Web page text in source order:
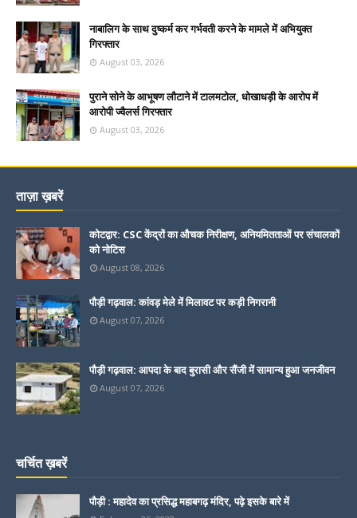
नाबालिग के साथ दुष्कर्म कर गर्भवती करने के मामले में अभियुक्त
गिरफ्तार
August 03, 2026
पुराने सोने के आभूषण लौटाने में टालमटोल, धोखाधड़ी के आरोप में
आरोपी ज्वैलर्स गिरफ्तार
August 03, 2026
ताज़ा ख़बरें
कोटद्वार: CSC केंद्रों का औचक निरीक्षण, अनियमितताओं पर संचालकों
को नोटिस
August 08, 2026
पौड़ी गढ़वाल: कांवड़ मेले में मिलावट पर कड़ी निगरानी
August 07, 2026
पौड़ी गढ़वाल: आपदा के बाद बुरासी और सैंजी में सामान्य हुआ जनजीवन
August 07, 2026
चर्चित ख़बरें
पौड़ी : महादेव का प्रसिद्ध महाबगढ़ मंदिर, पढ़े इसके बारे में